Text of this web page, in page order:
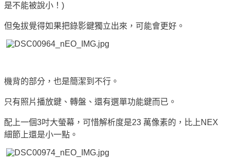
是不能被說小！ )
但兔拔覺得如果把錄影鍵獨立出來，可能會更好。
機背的部分，也是簡潔到不行。
只有照片播放鍵、轉盤、還有選單功能鍵而已。
配上一個3吋大螢幕，可惜解析度是23 萬像素的，比上 NEX
細節上還是小一點。